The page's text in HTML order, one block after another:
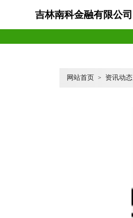
吉林南科金融有限公司
网站首页 > 资讯动态